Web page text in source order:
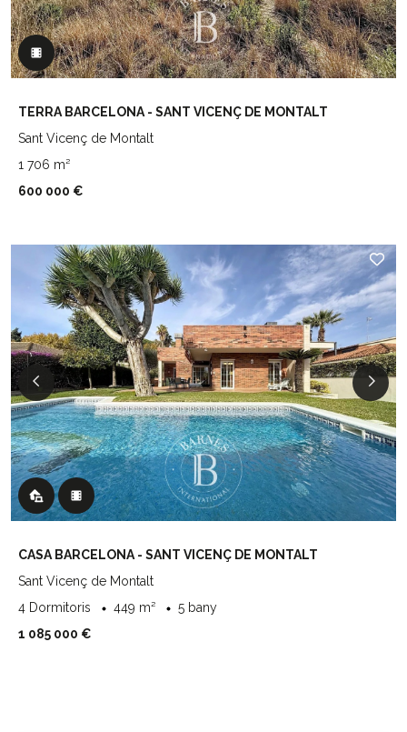
TERRA BARCELONA - SANT VICENÇ DE MONTALT
Sant Vicenç de Montalt
1 706 m²
600 000 €
CASA BARCELONA - SANT VICENÇ DE MONTALT
Sant Vicenç de Montalt
4 Dormitoris
449 m²
5 bany
1 085 000 €